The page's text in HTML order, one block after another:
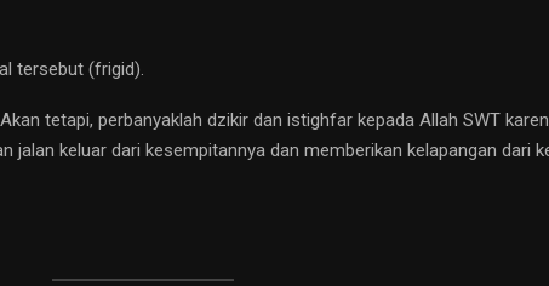
tersebut (frigid).
tetapi, perbanyaklah dzikir dan istighfar kepada Allah SWT
keluar dari kesempitannya dan memberikan kelapangan dari